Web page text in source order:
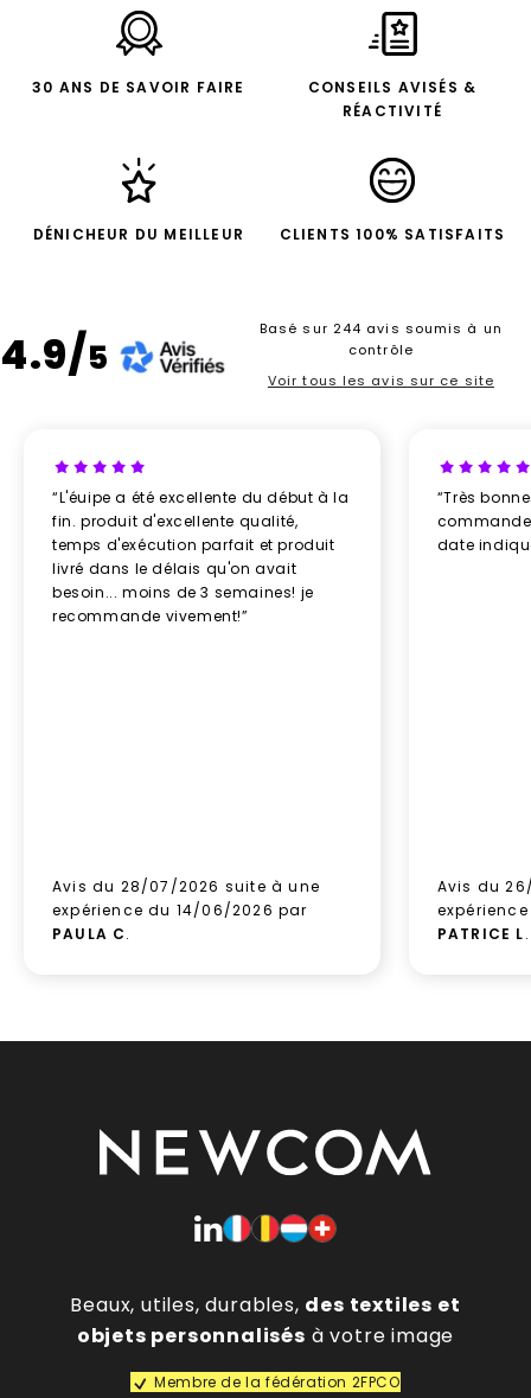
30 ANS DE SAVOIR FAIRE
CONSEILS AVISÉS &
RÉACTIVITÉ
DÉNICHEUR DU MEILLEUR CLIENTS 100% SATISFAITS
4.9/5
Basé sur 244 avis soumis à un
contrôle
Voir tous les avis sur ce site
“L'éuipe a été excellente du début à la
fin. produit d'excellente qualité,
temps d'exécution parfait et produit
livré dans le délais qu'on avait
besoin... moins de 3 semaines! je
recommande vivement!”
Avis du 28/07/2026 suite à une
expérience du 14/06/2026 par
PAULA C.
“Très
date
Avis du
PATRICE L.
Beaux, utiles, durables, des textiles et
objets personnalisés à votre image
Membre de la fédération 2FPCO